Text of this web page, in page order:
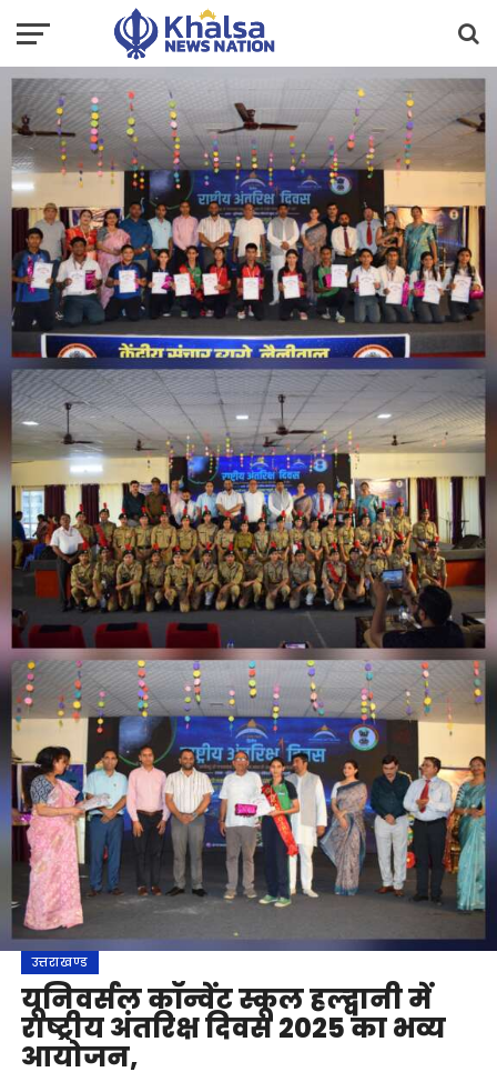
उत्तराखण्ड
यूनिवर्सल कॉन्वेंट स्कूल हल्द्वानी में
राष्ट्रीय अंतरिक्ष दिवस 2025 का भव्य
आयोजन,